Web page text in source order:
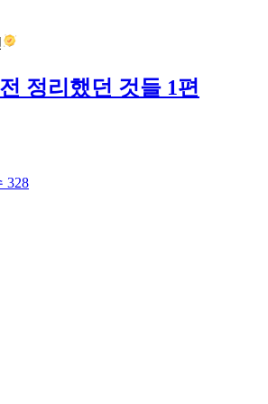
정리했던 것들 1편
328